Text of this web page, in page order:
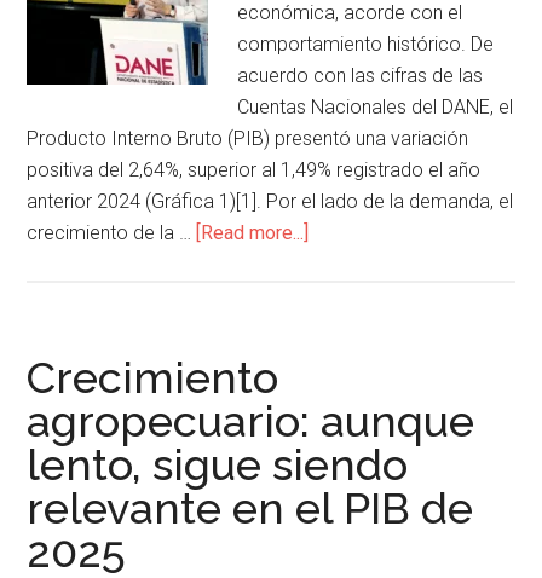
económica, acorde con el
comportamiento histórico. De
acuerdo con las cifras de las
Cuentas Nacionales del DANE, el
Producto Interno Bruto (PIB) presentó una variación
positiva del 2,64%, superior al 1,49% registrado el año
anterior 2024 (Gráfica 1)[1]. Por el lado de la demanda, el
crecimiento de la … [Read more...]
Crecimiento
agropecuario: aunque
lento, sigue siendo
relevante en el PIB de
2025